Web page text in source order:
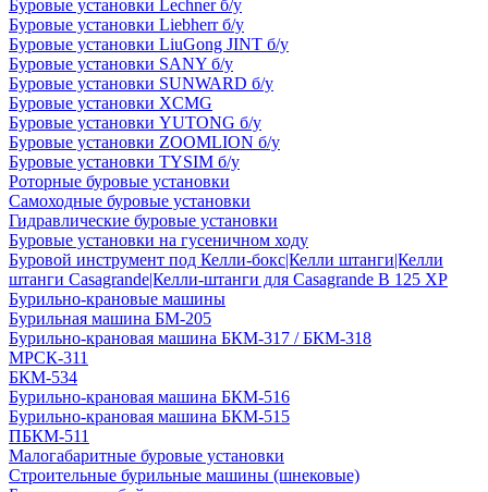
Буровые установки Lechner б/у
Буровые установки Liebherr б/у
Буровые установки LiuGong JINT б/у
Буровые установки SANY б/у
Буровые установки SUNWARD б/у
Буровые установки XCMG
Буровые установки YUTONG б/у
Буровые установки ZOOMLION б/у
Буровые установки TYSIM б/у
Роторные буровые установки
Самоходные буровые установки
Гидравлические буровые установки
Буровые установки на гусеничном ходу
Буровой инструмент под Келли-бокс|Келли штанги|Келли
штанги Casagrande|Келли-штанги для Casagrande B 125 XP
Бурильно-крановые машины
Бурильная машина БМ-205
Бурильно-крановая машина БКМ-317 / БКМ-318
МРСК-311
БКМ-534
Бурильно-крановая машина БКМ-516
Бурильно-крановая машина БКМ-515
ПБКМ-511
Малогабаритные буровые установки
Строительные бурильные машины (шнековые)